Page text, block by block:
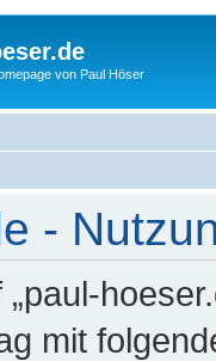
von Paul Höser
-
mit